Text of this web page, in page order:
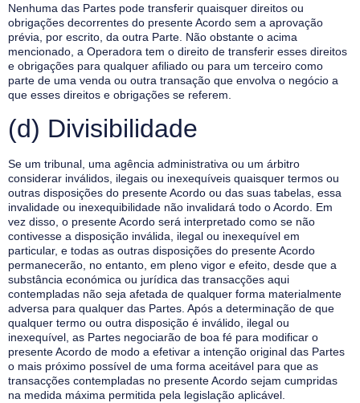
Nenhuma das Partes pode transferir quaisquer direitos ou
obrigações decorrentes do presente Acordo sem a aprovação
prévia, por escrito, da outra Parte. Não obstante o acima
mencionado, a Operadora tem o direito de transferir esses direitos
e obrigações para qualquer afiliado ou para um terceiro como
parte de uma venda ou outra transação que envolva o negócio a
que esses direitos e obrigações se referem.
(d) Divisibilidade
Se um tribunal, uma agência administrativa ou um árbitro
considerar inválidos, ilegais ou inexequíveis quaisquer termos ou
outras disposições do presente Acordo ou das suas tabelas, essa
invalidade ou inexequibilidade não invalidará todo o Acordo. Em
vez disso, o presente Acordo será interpretado como se não
contivesse a disposição inválida, ilegal ou inexequível em
particular, e todas as outras disposições do presente Acordo
permanecerão, no entanto, em pleno vigor e efeito, desde que a
substância económica ou jurídica das transacções aqui
contempladas não seja afetada de qualquer forma materialmente
adversa para qualquer das Partes. Após a determinação de que
qualquer termo ou outra disposição é inválido, ilegal ou
inexequível, as Partes negociarão de boa fé para modificar o
presente Acordo de modo a efetivar a intenção original das Partes
o mais próximo possível de uma forma aceitável para que as
transacções contempladas no presente Acordo sejam cumpridas
na medida máxima permitida pela legislação aplicável.